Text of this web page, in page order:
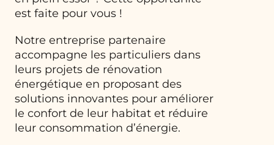
est faite pour vous !
Notre entreprise partenaire
accompagne les particuliers dans
leurs projets de rénovation
énergétique en proposant des
solutions innovantes pour améliorer
le confort de leur habitat et réduire
leur consommation d’énergie.